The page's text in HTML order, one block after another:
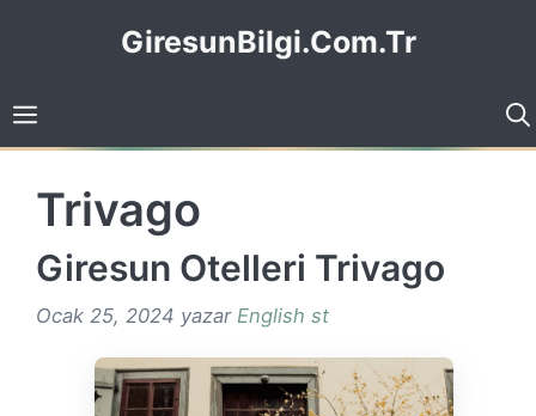
GiresunBilgi.Com.Tr
Trivago
Giresun Otelleri Trivago
Ocak 25, 2024 yazar English st